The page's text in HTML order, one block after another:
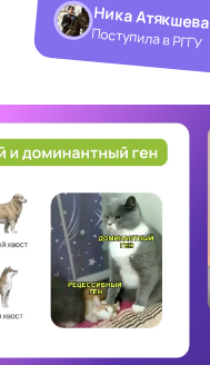
Ника Атякшева
Поступила в РГГУ